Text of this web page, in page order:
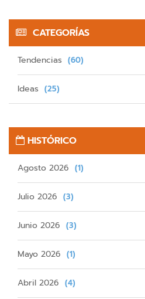
CATEGORÍAS
Tendencias (60)
Ideas (25)
HISTÓRICO
Agosto 2026 (1)
Julio 2026 (3)
Junio 2026 (3)
Mayo 2026 (1)
Abril 2026 (4)